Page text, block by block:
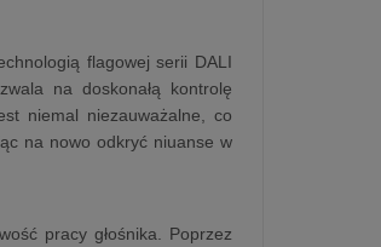
flagowej serii DALI
na doskonałą kontrolę
niemal niezauważalne, co
na nowo odkryć niuanse w
pracy głośnika. Poprzez